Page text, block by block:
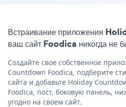
Встраивание приложения
ваш сайт Foodica никогда не
Создайте свое собственное
Countdown Foodica, подберите
сайта и добавьте Holiday
Foodica, пост, боковую панель,
угодно на своем сайт.